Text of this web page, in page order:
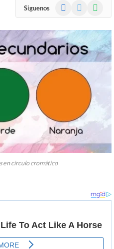
Siguenos Facebook
en circulo cromático